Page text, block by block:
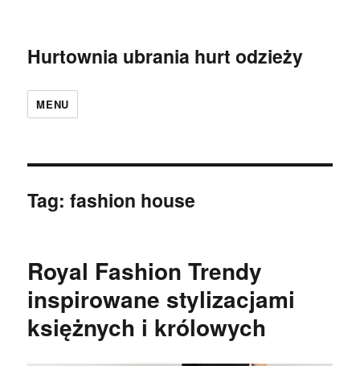
Hurtownia ubrania hurt odzieży
MENU
Tag:fashion house
Royal Fashion Trendy
inspirowane stylizacjami
księżnych i królowych